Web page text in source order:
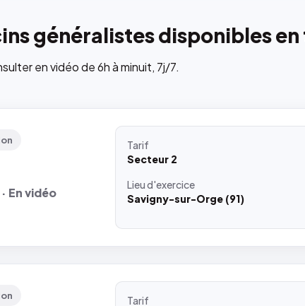
généralistes disponibles
en vidéo de 6h à minuit, 7j/7.
En vidéo
Tarif
Secteur 2
Lieud'exercice
Savigny-sur-Orge (91)
Tarif